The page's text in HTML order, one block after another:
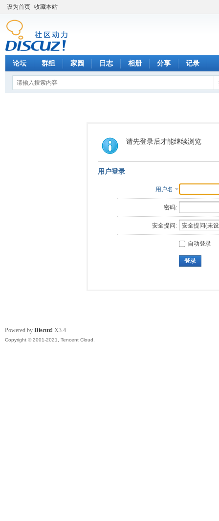
设为首页 收藏本站
论坛 群组 家园 日志 相册 分享 记录
请先登录后才能继续浏览
用户登录
用户名
密码:
安全提问:
自动登录
登录
Powered by Discuz! X3.4
Copyright © 2001-2021, Tencent Cloud.